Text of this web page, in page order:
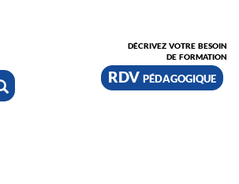
décrivez votre besoin
de formation
RDV pédagogique